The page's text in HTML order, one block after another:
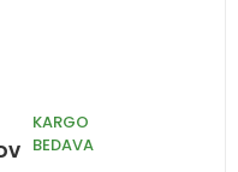
KARGO
BEDAVA